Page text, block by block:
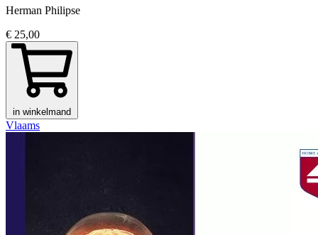
Herman Philipse
€ 25,00
in winkelmand
Vlaams